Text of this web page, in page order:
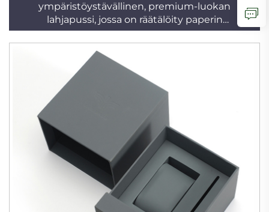
ympäristöystävällinen, premium-luokan
lahjapussi, jossa on räätälöity paperin
reliefitulostus ja nauhakäsisija